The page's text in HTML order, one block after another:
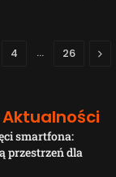
4 … 26 Next
Aktualności
smartfona:
przestrzeń dla